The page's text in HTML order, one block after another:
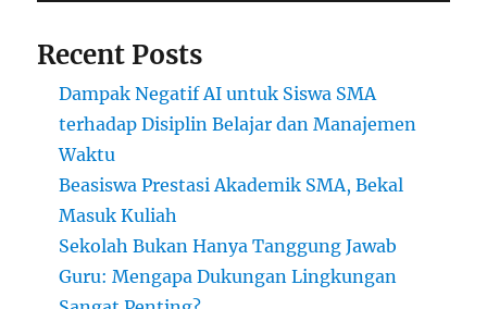
Recent Posts
Dampak Negatif AI untuk Siswa SMA
terhadap Disiplin Belajar dan Manajemen
Waktu
Beasiswa Prestasi Akademik SMA, Bekal
Masuk Kuliah
Sekolah Bukan Hanya Tanggung Jawab
Guru: Mengapa Dukungan Lingkungan